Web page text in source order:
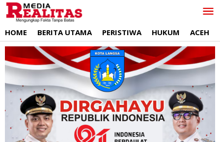
Lewati
ke
HOME BERITA UTAMA PERISTIWA HUKUM ACEH